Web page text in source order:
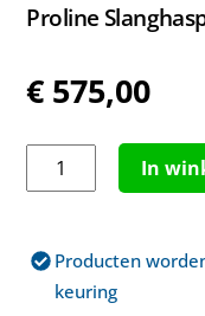
Proline
€ 575,00
Proline
Slanghaspel
–
In
Producten
keuring